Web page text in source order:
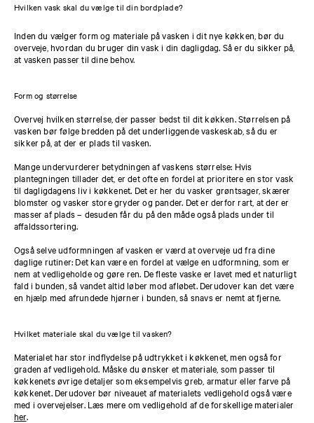
Hvilken vask skal du vælge til din bordplade?
Inden du vælger form og materiale på vasken i dit nye køkken, bør du
overveje, hvordan du bruger din vask i din dagligdag. Så er du sikker på,
at vasken passer til dine behov.
Form og størrelse
Overvej hvilken størrelse, der passer bedst til dit køkken. Størrelsen på
vasken bør følge bredden på det underliggende vaskeskab, så du er
sikker på, at der er plads til vasken.
Mange undervurderer betydningen af vaskens størrelse: Hvis
plantegningen tillader det, er det ofte en fordel at prioritere en stor vask
til dagligdagens liv i køkkenet. Det er her du vasker grøntsager, skærer
blomster og vasker store gryder og pander. Det er derfor rart, at der er
masser af plads – desuden får du på den måde også plads under til
affaldssortering.
Også selve udformningen af vasken er værd at overveje ud fra dine
daglige rutiner: Det kan være en fordel at vælge en udformning, som er
nem at vedligeholde og gøre ren. De fleste vaske er lavet med et naturligt
fald i bunden, så vandet altid løber mod afløbet. Derudover kan det være
en hjælp med afrundede hjørner i bunden, så snavs er nemt at fjerne.
Hvilket materiale skal du vælge til vasken?
Materialet har stor indflydelse på udtrykket i køkkenet, men også for
graden af vedligehold. Måske du ønsker et materiale, som passer til
køkkenets øvrige detaljer som eksempelvis greb, armatur eller farve på
køkkenet. Derudover bør niveauet af materialets vedligehold også være
med i overvejelser. Læs mere om vedligehold af de forskellige materialer
her.